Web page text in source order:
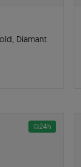
Diamant
24h